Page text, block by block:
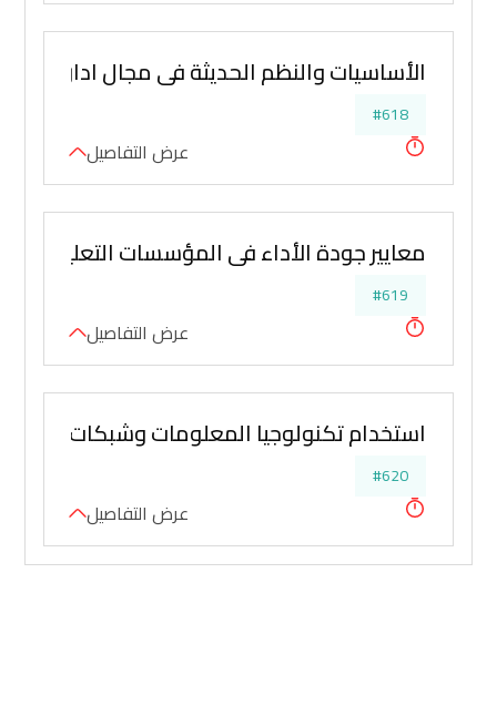
الأساسيات والنظم الحديثة في مجال ادارة
#618
عرض التفاصيل
معايير جودة الأداء في المؤسسات التعليمية
#619
عرض التفاصيل
استخدام تكنولوجيا المعلومات وشبكات
#620
عرض التفاصيل